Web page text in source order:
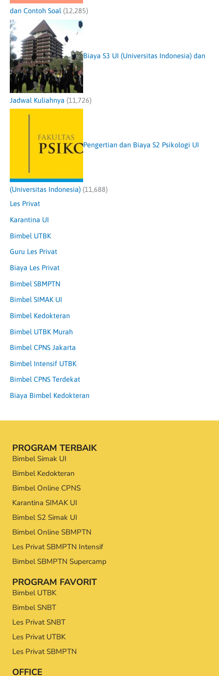
dan Contoh Soal (12,285)
Biaya S3 UI (Universitas Indonesia) dan
Jadwal Kuliahnya (11,726)
Pengertian dan Biaya S2 Psikologi UI
(Universitas Indonesia) (11,688)
Les Privat
Karantina UI
Bimbel UTBK
Guru Les Privat
Biaya Les Privat
Bimbel SBMPTN
Bimbel SIMAK UI
Bimbel Kedokteran
Bimbel UTBK Murah
Bimbel CPNS Jakarta
Bimbel Intensif UTBK
Bimbel CPNS Terdekat
Biaya Bimbel Kedokteran
PROGRAM TERBAIK
Bimbel Simak UI
Bimbel Kedokteran
Bimbel Online CPNS
Karantina SIMAK UI
Bimbel S2 Simak UI
Bimbel Online SBMPTN
Les Privat SBMPTN Intensif
Bimbel SBMPTN Supercamp
PROGRAM FAVORIT
Bimbel UTBK
Bimbel SNBT
Les Privat SNBT
Les Privat UTBK
Les Privat SBMPTN
OFFICE